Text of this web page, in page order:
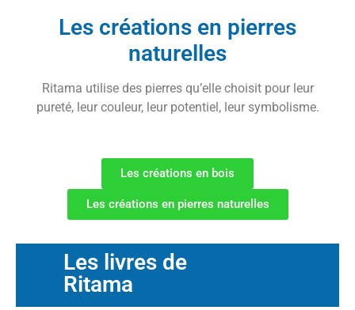
Les créations en pierres
naturelles
Ritama utilise des pierres qu’elle choisit pour leur
pureté, leur couleur, leur potentiel, leur symbolisme.
Les créations en bois
Les créations en pierres naturelles
Les livres de
Ritama